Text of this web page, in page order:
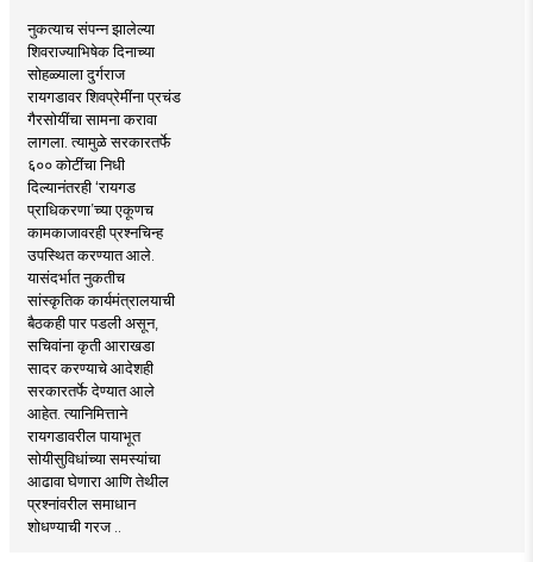
नुकत्याच संपन्न झालेल्या
शिवराज्याभिषेक दिनाच्या
सोहळ्याला दुर्गराज
रायगडावर शिवप्रेमींना प्रचंड
गैरसोयींचा सामना करावा
लागला. त्यामुळे सरकारतर्फे
६०० कोटींचा निधी
दिल्यानंतरही ‘रायगड
प्राधिकरणा’च्या एकूणच
कामकाजावरही प्रश्नचिन्ह
उपस्थित करण्यात आले.
यासंदर्भात नुकतीच
सांस्कृतिक कार्यमंत्रालयाची
बैठकही पार पडली असून,
सचिवांना कृती आराखडा
सादर करण्याचे आदेशही
सरकारतर्फे देण्यात आले
आहेत. त्यानिमित्ताने
रायगडावरील पायाभूत
सोयीसुविधांच्या समस्यांचा
आढावा घेणारा आणि तेथील
प्रश्नांवरील समाधान
शोधण्याची गरज ..